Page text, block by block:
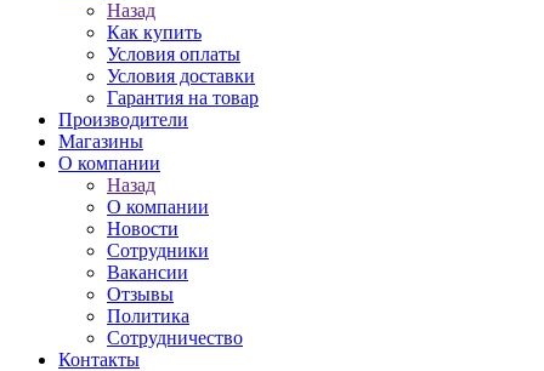
Назад
Как купить
Условия оплаты
Условия доставки
Гарантия на товар
Производители
Магазины
О компании
Назад
О компании
Новости
Сотрудники
Вакансии
Отзывы
Политика
Сотрудничество
Контакты